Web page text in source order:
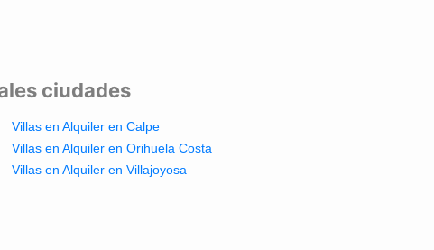
ciudades
Villas en Alquiler en Calpe
Villas en Alquiler en Orihuela Costa
Villas en Alquiler en Villajoyosa